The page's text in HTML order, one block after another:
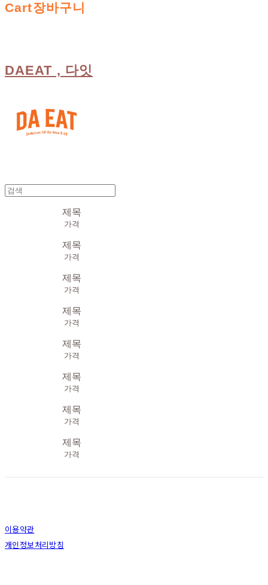
Cart장바구니
DAEAT , 다잇
제목
가격
제목
가격
제목
가격
제목
가격
제목
가격
제목
가격
제목
가격
제목
가격
이용약관
개인정보처리방침